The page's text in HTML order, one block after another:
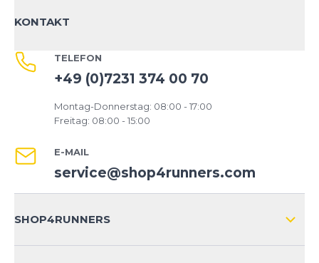
KONTAKT
TELEFON
+49 (0)7231 374 00 70
Montag-Donnerstag: 08:00 - 17:00
Freitag: 08:00 - 15:00
E-MAIL
service@shop4runners.com
SHOP4RUNNERS